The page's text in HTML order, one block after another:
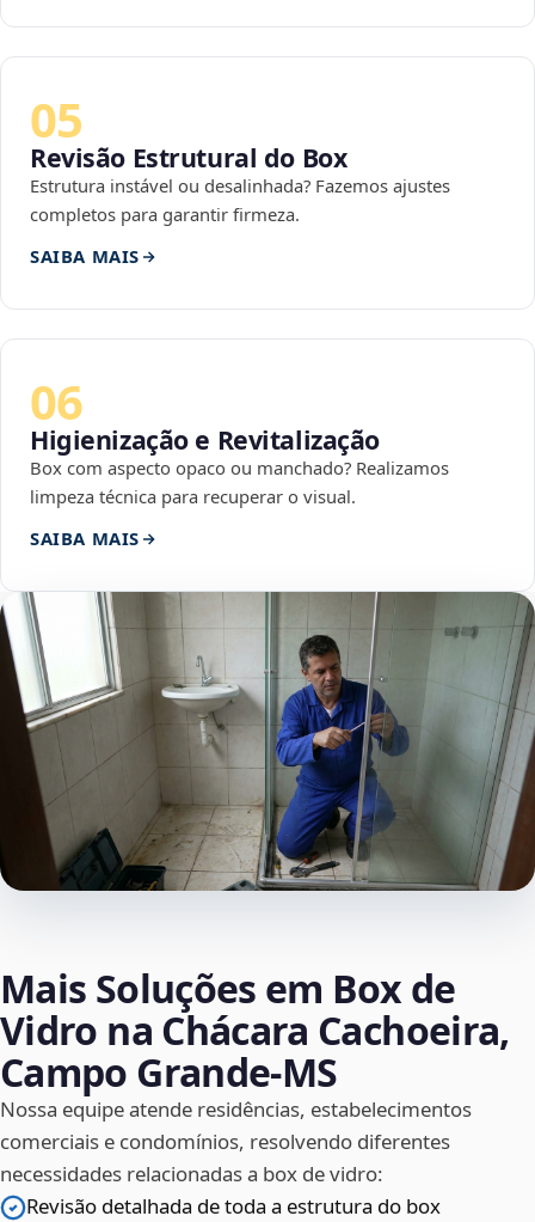
05
Revisão Estrutural do Box
Estrutura instável ou desalinhada? Fazemos ajustes
completos para garantir firmeza.
SAIBA MAIS
06
Higienização e Revitalização
Box com aspecto opaco ou manchado? Realizamos
limpeza técnica para recuperar o visual.
SAIBA MAIS
Mais Soluções em Box de
Vidro na Chácara Cachoeira,
Campo Grande‑MS
Nossa equipe atende residências, estabelecimentos
comerciais e condomínios, resolvendo diferentes
necessidades relacionadas a box de vidro:
Revisão detalhada de toda a estrutura do box